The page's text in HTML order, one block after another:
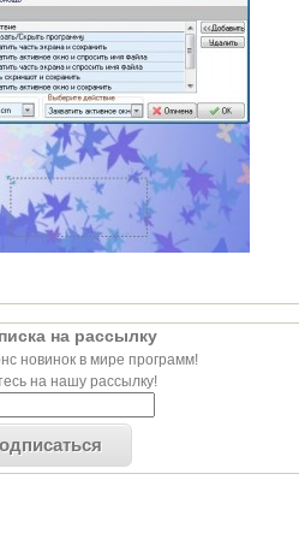
на рассылку
новинок в мире программ!
на нашу рассылку!